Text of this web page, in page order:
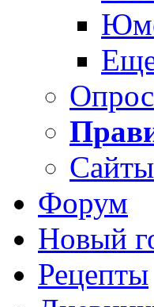
Сайты
Форум
Новый
Рецепты